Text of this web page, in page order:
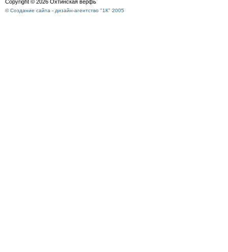
Copyright © 2026 Охтинская верфь
© Создание сайта - дизайн-агентство "1К" 2005